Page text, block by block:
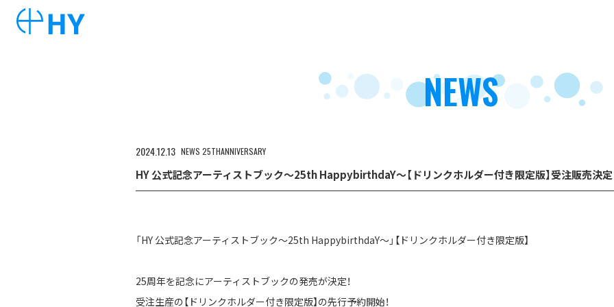
NEWS
20241213 NEWS 25THANNIVERSARY
HY 公式記念アーティストブック～25th HappybirthdaY～【ドリンクホルダー付き限定版】受注販売決定
「HY 公式記念アーティストブック～25th HappybirthdaY～」【ドリンクホルダー付き限定版】
25周年を記念にアーティストブックの発売が決定！
受注生産の【ドリンクホルダー付き限定版】の先行予約開始！